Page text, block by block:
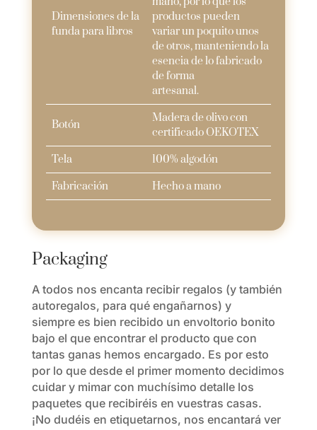
Dimensiones de la
funda para libros
productos pueden
variar un poquito unos
de otros, manteniendo la
esencia de lo fabricado
de forma
artesanal.
Botón
Madera de olivo con
certificado OEKOTEX
Tela
100% algodón
Fabricación
Hecho a mano
Packaging
A todos nos encanta recibir regalos (y también
autoregalos, para qué engañarnos) y
siempre es bien recibido un envoltorio bonito
bajo el que encontrar el producto que con
tantas ganas hemos encargado. Es por esto
por lo que desde el primer momento decidimos
cuidar y mimar con muchísimo detalle los
paquetes que recibiréis en vuestras casas.
¡No dudéis en etiquetarnos, nos encantará ver